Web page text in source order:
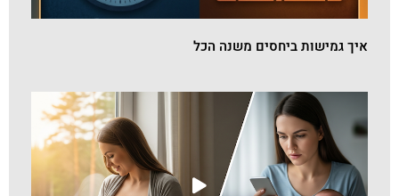
איך גמישות ביחסים משנה הכל